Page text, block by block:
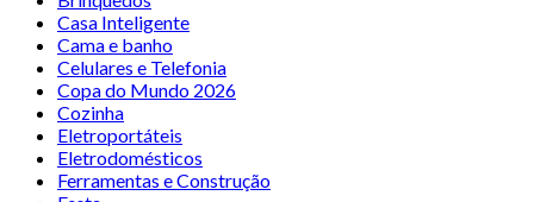
Casa Inteligente
Cama e banho
Celulares e Telefonia
Copa do Mundo 2026
Cozinha
Eletroportáteis
Eletrodomésticos
Ferramentas e Construção